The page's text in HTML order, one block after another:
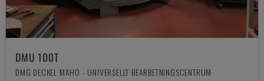
DMU 100T
DMG DECKEL MAHO - UNIVERSELLT BEARBETNINGSCENTRUM